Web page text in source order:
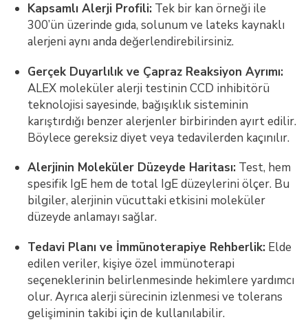
Kapsamlı Alerji Profili: Tek bir kan örneği ile
300’ün üzerinde gıda, solunum ve lateks kaynaklı
alerjeni aynı anda değerlendirebilirsiniz.
Gerçek Duyarlılık ve Çapraz Reaksiyon Ayrımı:
ALEX moleküler alerji testinin CCD inhibitörü
teknolojisi sayesinde, bağışıklık sisteminin
karıştırdığı benzer alerjenler birbirinden ayırt edilir.
Böylece gereksiz diyet veya tedavilerden kaçınılır.
Alerjinin Moleküler Düzeyde Haritası: Test, hem
spesifik IgE hem de total IgE düzeylerini ölçer. Bu
bilgiler, alerjinin vücuttaki etkisini moleküler
düzeyde anlamayı sağlar.
Tedavi Planı ve İmmünoterapiye Rehberlik: Elde
edilen veriler, kişiye özel immünoterapi
seçeneklerinin belirlenmesinde hekimlere yardımcı
olur. Ayrıca alerji sürecinin izlenmesi ve tolerans
gelişiminin takibi için de kullanılabilir.